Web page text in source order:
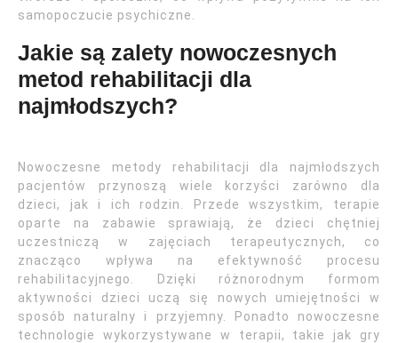
samopoczucie psychiczne.
Jakie są zalety nowoczesnych
metod rehabilitacji dla
najmłodszych?
Nowoczesne metody rehabilitacji dla najmłodszych
pacjentów przynoszą wiele korzyści zarówno dla
dzieci, jak i ich rodzin. Przede wszystkim, terapie
oparte na zabawie sprawiają, że dzieci chętniej
uczestniczą w zajęciach terapeutycznych, co
znacząco wpływa na efektywność procesu
rehabilitacyjnego. Dzięki różnorodnym formom
aktywności dzieci uczą się nowych umiejętności w
sposób naturalny i przyjemny. Ponadto nowoczesne
technologie wykorzystywane w terapii, takie jak gry